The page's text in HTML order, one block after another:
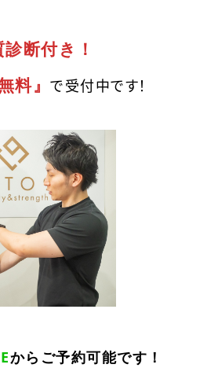
断付き！
無料』で受付中です！
からご予約可能です！